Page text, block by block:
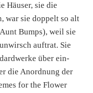
Häuser, sie die
war sie doppelt so alt
Bumps), weil sie
auftrat. Sie
über ein-
die Anordnung der
for the Flower